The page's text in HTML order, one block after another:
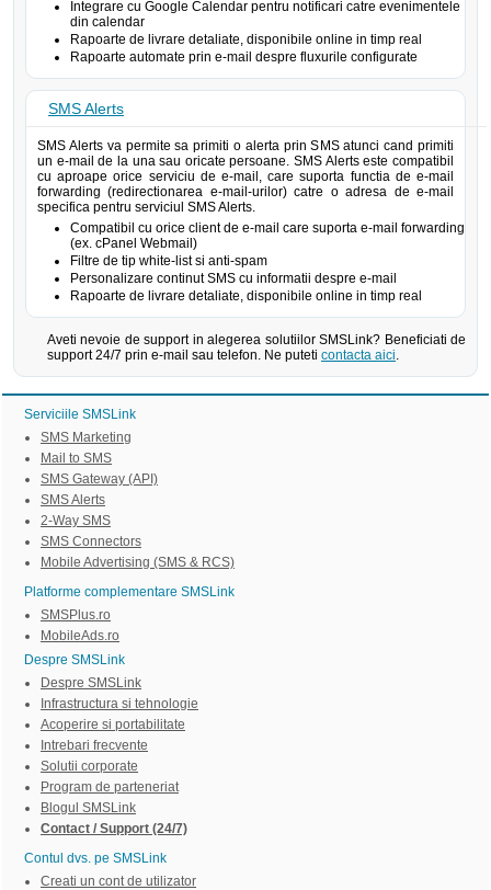
Integrare cu Google Calendar pentru notificari catre evenimentele
din calendar
Rapoarte de livrare detaliate, disponibile online in timp real
Rapoarte automate prin e-mail despre fluxurile configurate
SMS Alerts
SMS Alerts va permite sa primiti o alerta prin SMS atunci cand primiti
un e-mail de la una sau oricate persoane. SMS Alerts este compatibil
cu aproape orice serviciu de e-mail, care suporta functia de e-mail
forwarding (redirectionarea e-mail-urilor) catre o adresa de e-mail
specifica pentru serviciul SMS Alerts.
Compatibil cu orice client de e-mail care suporta e-mail forwarding
(ex. cPanel Webmail)
Filtre de tip white-list si anti-spam
Personalizare continut SMS cu informatii despre e-mail
Rapoarte de livrare detaliate, disponibile online in timp real
Aveti nevoie de support in alegerea solutiilor SMSLink? Beneficiati de
support 24/7 prin e-mail sau telefon. Ne puteti contacta aici.
Serviciile SMSLink
SMS Marketing
Mail to SMS
SMS Gateway (API)
SMS Alerts
2-Way SMS
SMS Connectors
Mobile Advertising (SMS & RCS)
Platforme complementare SMSLink
SMSPlus.ro
MobileAds.ro
Despre SMSLink
Despre SMSLink
Infrastructura si tehnologie
Acoperire si portabilitate
Intrebari frecvente
Solutii corporate
Program de parteneriat
Blogul SMSLink
Contact / Support (24/7)
Contul dvs. pe SMSLink
Creati un cont de utilizator